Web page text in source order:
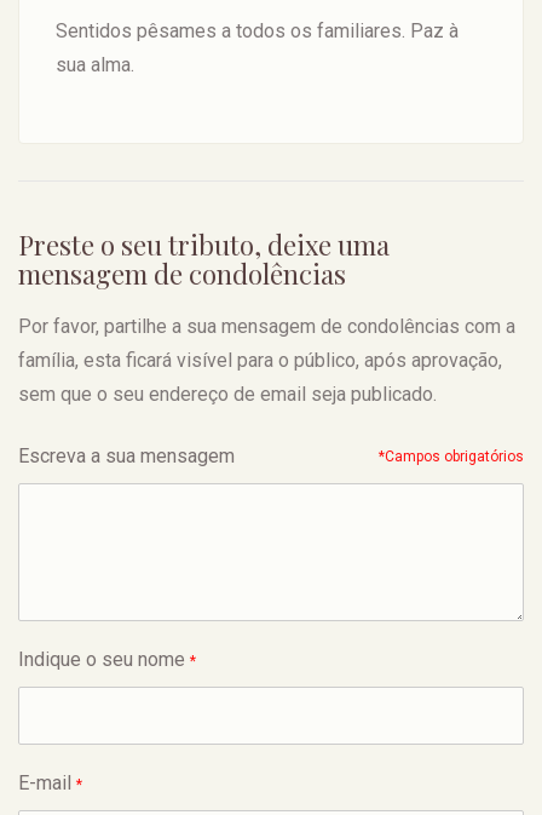
Sentidos pêsames a todos os familiares. Paz à
sua alma.
Preste o seu tributo, deixe uma
mensagem de condolências
Por favor, partilhe a sua mensagem de condolências com a
família, esta ficará visível para o público, após aprovação,
sem que o seu endereço de email seja publicado.
Escreva a sua mensagem *Campos obrigatórios
Indique o seu nome *
E-mail *